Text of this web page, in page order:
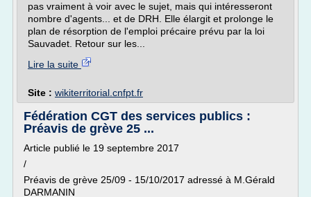
pas vraiment à voir avec le sujet, mais qui intéresseront
nombre d'agents... et de DRH. Elle élargit et prolonge le
plan de résorption de l'emploi précaire prévu par la loi
Sauvadet. Retour sur les...
Lire la suite
Site : wikiterritorial.cnfpt.fr
Fédération CGT des services publics :
Préavis de grève 25 ...
Article publié le 19 septembre 2017
/
Préavis de grève 25/09 - 15/10/2017 adressé à M.Gérald
DARMANIN